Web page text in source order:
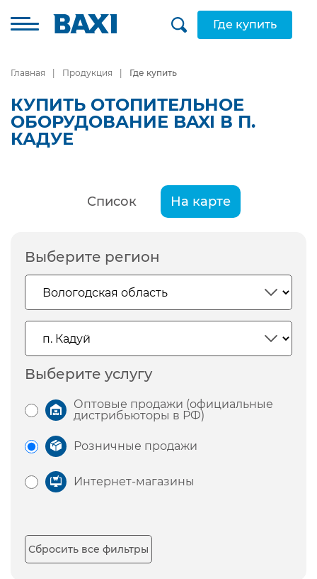
Где купить
Главная Продукция Где купить
КУПИТЬ ОТОПИТЕЛЬНОЕ
ОБОРУДОВАНИЕ BAXI В П.
КАДУЕ
Список На карте
Выберите регион
Выберите услугу
Оптовые продажи (официальные
дистрибьюторы в РФ)
Розничные продажи
Интернет-магазины
Сбросить все фильтры